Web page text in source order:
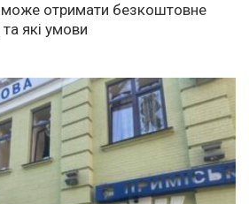
отримати безкоштовне
які умови